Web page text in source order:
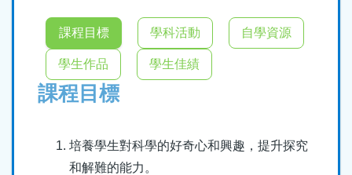
結
課程目標 學科活動 自學資源
學生作品 學生佳績
課程目標
培養學生對科學的好奇心和興趣，提升探究
和解難的能力。